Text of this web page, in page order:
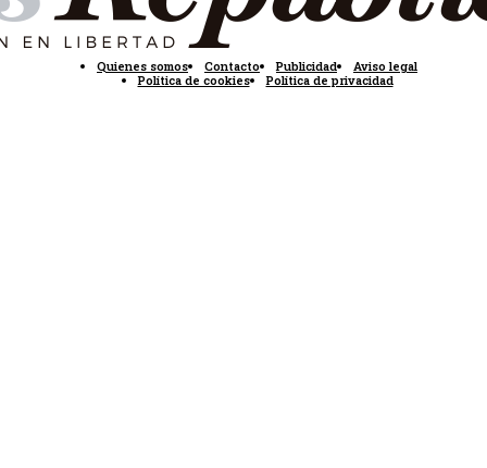
Quienes somos Contacto Publicidad
Aviso legal
Política de cookies
Política de privacidad